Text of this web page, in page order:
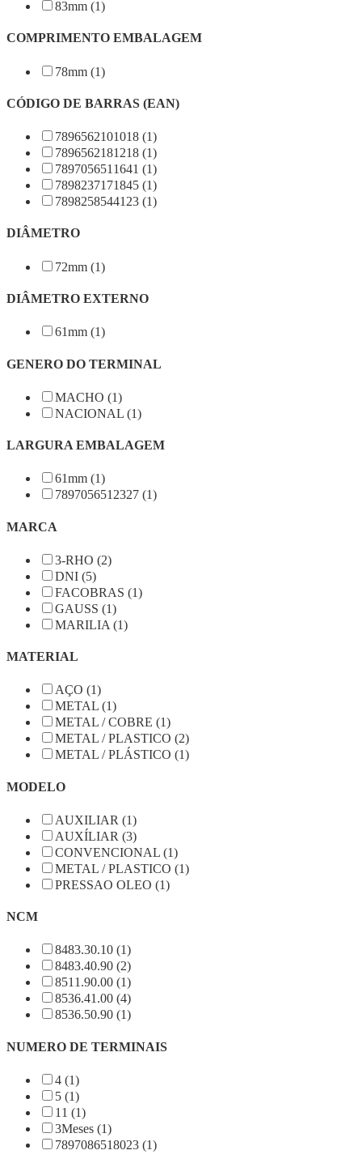
83mm (1)
COMPRIMENTO EMBALAGEM
78mm (1)
CÓDIGO DE BARRAS (EAN)
7896562101018 (1)
7896562181218 (1)
7897056511641 (1)
7898237171845 (1)
7898258544123 (1)
DIÂMETRO
72mm (1)
DIÂMETRO EXTERNO
61mm (1)
GENERO DO TERMINAL
MACHO (1)
NACIONAL (1)
LARGURA EMBALAGEM
61mm (1)
7897056512327 (1)
MARCA
3-RHO (2)
DNI (5)
FACOBRAS (1)
GAUSS (1)
MARILIA (1)
MATERIAL
AÇO (1)
METAL (1)
METAL / COBRE (1)
METAL / PLASTICO (2)
METAL / PLÁSTICO (1)
MODELO
AUXILIAR (1)
AUXÍLIAR (3)
CONVENCIONAL (1)
METAL / PLASTICO (1)
PRESSAO OLEO (1)
NCM
8483.30.10 (1)
8483.40.90 (2)
8511.90.00 (1)
8536.41.00 (4)
8536.50.90 (1)
NUMERO DE TERMINAIS
4 (1)
5 (1)
11 (1)
3Meses (1)
7897086518023 (1)